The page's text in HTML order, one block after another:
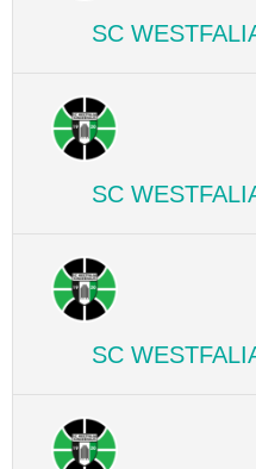
SC
SC
SC